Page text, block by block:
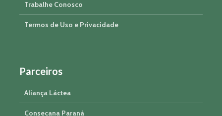
Trabalhe Conosco
Termos de Uso e Privacidade
Parceiros
Aliança Láctea
Consecana Paraná